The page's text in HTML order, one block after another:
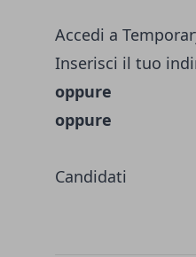
Accedi a
Inserisci il tuo
oppure
oppure
Candidati